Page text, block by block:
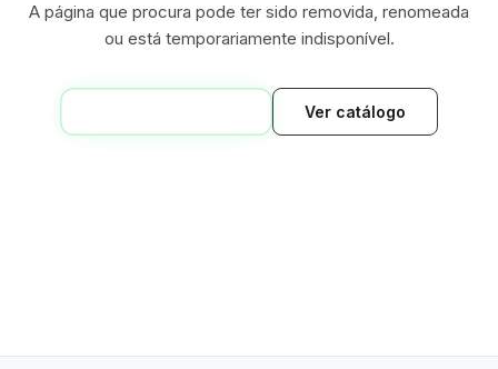
A página que procura pode ter sido removida, renomeada
ou está temporariamente indisponível.
Ver catálogo